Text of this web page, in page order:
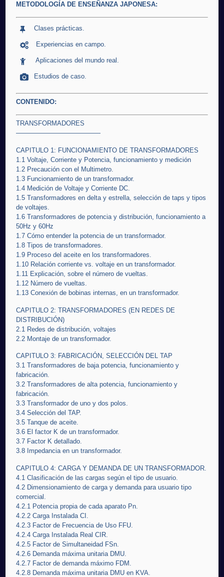
METODOLOGÍA DE ENSEÑANZA JAPONESA:
Clases prácticas.
Experiencias en campo.
Aplicaciones del mundo real.
Estudios de caso.
CONTENIDO:
TRANSFORMADORES
—————————————
CAPITULO 1: FUNCIONAMIENTO DE TRANSFORMADORES
1.1 Voltaje, Corriente y Potencia, funcionamiento y medición
1.2 Precaución con el Multimetro.
1.3 Funcionamiento de un transformador.
1.4 Medición de Voltaje y Corriente DC.
1.5 Transformadores en delta y estrella, selección de taps y tipos
de voltajes.
1.6 Transformadores de potencia y distribución, funcionamiento a
50Hz y 60Hz
1.7 Cómo entender la potencia de un transformador.
1.8 Tipos de transformadores.
1.9 Proceso del aceite en los transformadores.
1.10 Relación corriente vs. voltaje en un transformador.
1.11 Explicación, sobre el número de vueltas.
1.12 Número de vueltas.
1.13 Conexión de bobinas internas, en un transformador.
CAPITULO 2: TRANSFORMADORES (EN REDES DE
DISTRIBUCIÓN)
2.1 Redes de distribución, voltajes
2.2 Montaje de un transformador.
CAPITULO 3: FABRICACIÓN, SELECCIÓN DEL TAP
3.1 Transformadores de baja potencia, funcionamiento y
fabricación.
3.2 Transformadores de alta potencia, funcionamiento y
fabricación.
3.3 Transformador de uno y dos polos.
3.4 Selección del TAP.
3.5 Tanque de aceite.
3.6 El factor K de un transformador.
3.7 Factor K detallado.
3.8 Impedancia en un transformador.
CAPITULO 4: CARGA Y DEMANDA DE UN TRANSFORMADOR.
4.1 Clasificación de las cargas según el tipo de usuario.
4.2 Dimensionamiento de carga y demanda para usuario tipo
comercial.
4.2.1 Potencia propia de cada aparato Pn.
4.2.2 Carga Instalada CI.
4.2.3 Factor de Frecuencia de Uso FFU.
4.2.4 Carga Instalada Real CIR.
4.2.5 Factor de Simultaneidad FSn.
4.2.6 Demanda máxima unitaria DMU.
4.2.7 Factor de demanda máximo FDM.
4.2.8 Demanda máxima unitaria DMU en KVA.